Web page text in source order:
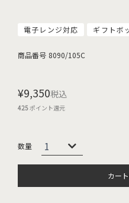
電子レンジ対応 ギフトボ
商品番号 8090/105C
¥9,350税込
425ポイント還元
カー